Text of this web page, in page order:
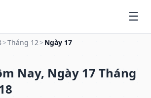
>Tháng 12> Ngày 17
Nay, Ngày 17 Tháng